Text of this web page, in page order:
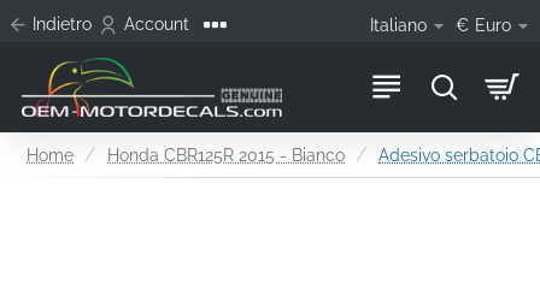
Indietro Account Italiano € Euro
HomehomeHonda CBR125R 2015 - Bianco Adesivo serbatoio